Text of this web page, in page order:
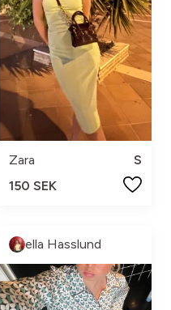
Zara
S
150 SEK
ella Hasslund